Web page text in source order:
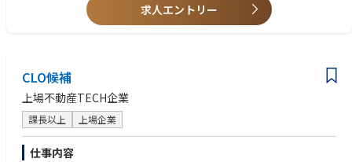
・ビジネスレベルの英語能力求人エントリー
CLO候補
上場不動産TECH企業
課長以上 上場企業
仕事内容